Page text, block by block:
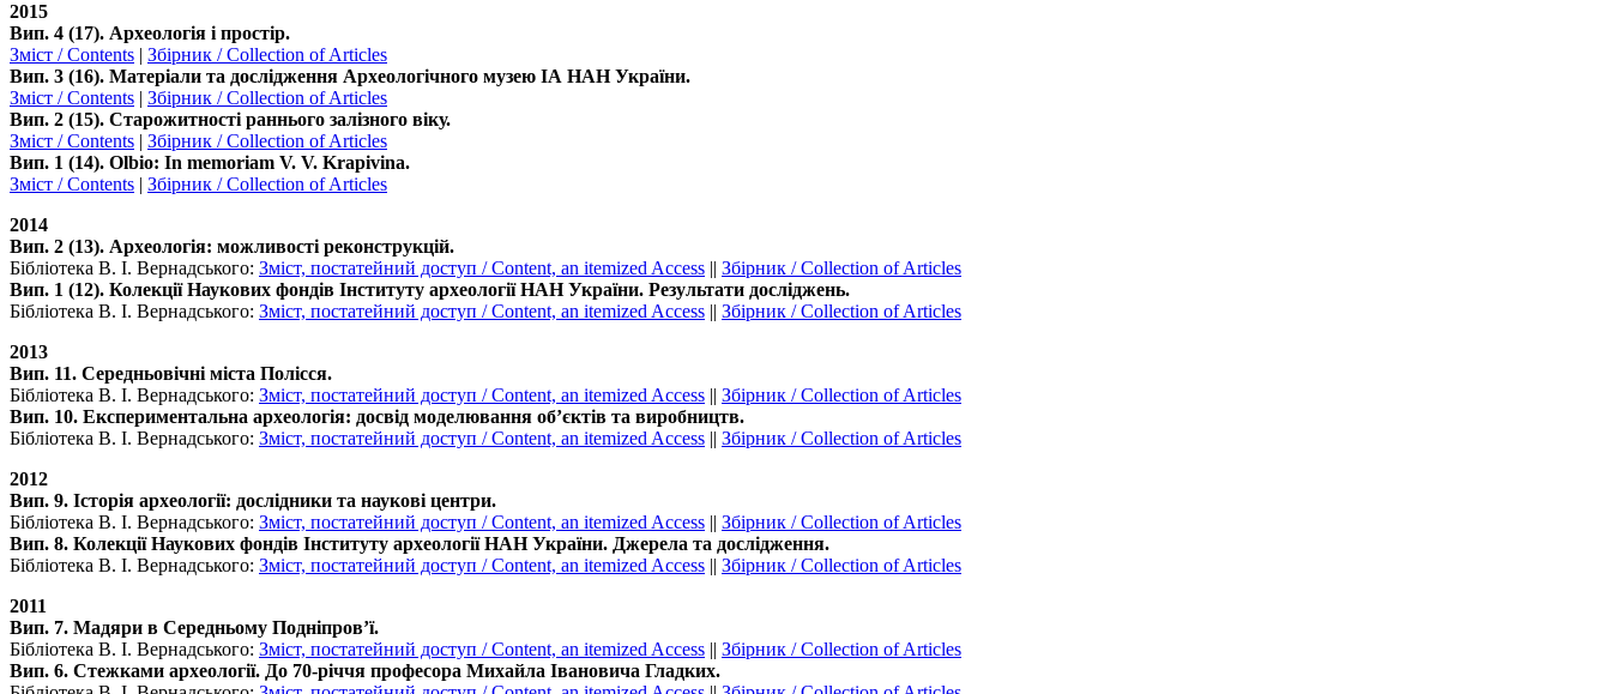
2015
Вип. 4 (17). Археологія і простір.
Зміст / Contents | Збірник / Collection of Articles
Вип. 3 (16). Матеріали та дослідження Археологічного музею IА НАН України.
Зміст / Contents | Збірник / Collection of Articles
Вип. 2 (15). Старожитності раннього залізного віку.
Зміст / Contents | Збірник / Collection of Articles
Вип. 1 (14). Olbio: In memoriam V. V. Krapivina.
Зміст / Contents | Збірник / Collection of Articles
2014
Вип. 2 (13). Археологія: можливості реконструкцій.
Бібліотека В. І. Вернадського: Зміст, постатейний доступ / Content, an itemized Access || Збірник / Collection of Articles
Вип. 1 (12). Колекції Наукових фондів Інституту археології НАН України. Результати досліджень.
Бібліотека В. І. Вернадського: Зміст, постатейний доступ / Content, an itemized Access || Збірник / Collection of Articles
2013
Вип. 11. Середньовічні міста Полісся.
Бібліотека В. І. Вернадського: Зміст, постатейний доступ / Content, an itemized Access || Збірник / Collection of Articles
Вип. 10. Експериментальна археологія: досвід моделювання об’єктів та виробництв.
Бібліотека В. І. Вернадського: Зміст, постатейний доступ / Content, an itemized Access || Збірник / Collection of Articles
2012
Вип. 9. Історія археології: дослідники та наукові центри.
Бібліотека В. І. Вернадського: Зміст, постатейний доступ / Content, an itemized Access || Збірник / Collection of Articles
Вип. 8. Колекції Наукових фондів Інституту археології НАН України. Джерела та дослідження.
Бібліотека В. І. Вернадського: Зміст, постатейний доступ / Content, an itemized Access || Збірник / Collection of Articles
2011
Вип. 7. Мадяри в Середньому Подніпров’ї.
Бібліотека В. І. Вернадського: Зміст, постатейний доступ / Content, an itemized Access || Збірник / Collection of Articles
Вип. 6. Стежками археології. До 70-річчя професора Михайла Івановича Гладких.